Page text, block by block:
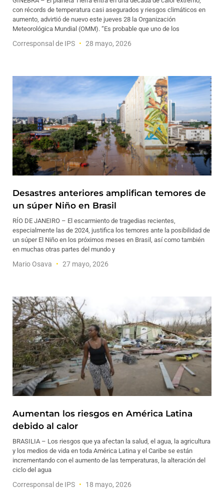
con récords de temperatura casi asegurados y riesgos climáticos en
aumento, advirtió de nuevo este jueves 28 la Organización
Meteorológica Mundial (OMM). “Es probable que uno de los
Corresponsal de IPS 28 mayo, 2026
Desastres anteriores amplifican temores de
un súper Niño en Brasil
RÍO DE JANEIRO – El escarmiento de tragedias recientes,
especialmente las de 2024, justifica los temores ante la posibilidad de
un súper El Niño en los próximos meses en Brasil, así como también
en muchas otras partes del mundo y
Mario Osava 27 mayo, 2026
Aumentan los riesgos en América Latina
debido al calor
BRASILIA – Los riesgos que ya afectan la salud, el agua, la agricultura
y los medios de vida en toda América Latina y el Caribe se están
incrementando con el aumento de las temperaturas, la alteración del
ciclo del agua
Corresponsal de IPS 18 mayo, 2026